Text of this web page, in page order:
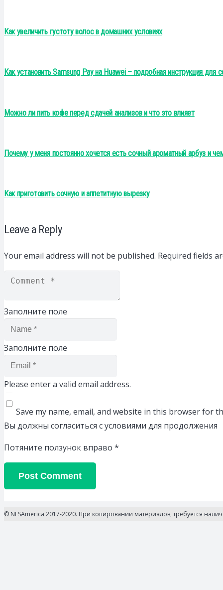
Как увеличить густоту волос в домашних условиях
Как установить Samsung Pay на Huawei – подробная инструкция для
Можно ли пить кофе перед сдачей анализов и что это влияет
Почему у меня постоянно хочется есть сочный ароматный арбуз и
Как приготовить сочную и аппетитную вырезку
Leave a Reply
Your email address will not be published. Required fields
Заполните поле
Заполните поле
Please enter a valid email address.
Save my name, email, and website in this browser for
Вы должны согласиться с условиями для продолжения
Потяните ползунок вправо *
Post Comment
© NLSAmerica 2017-2020. При копировании материалов, требуется